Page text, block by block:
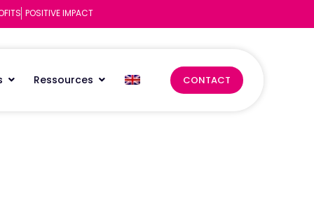
POSITIVE IMPACT
Ressources CONTACT